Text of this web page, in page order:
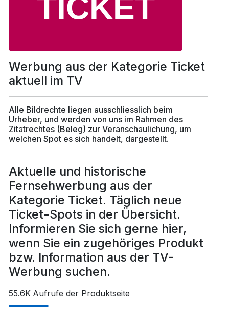
Werbung aus der Kategorie Ticket
aktuell im TV
Alle Bildrechte liegen ausschliesslich beim
Urheber, und werden von uns im Rahmen des
Zitatrechtes (Beleg) zur Veranschaulichung, um
welchen Spot es sich handelt, dargestellt.
Aktuelle und historische
Fernsehwerbung aus der
Kategorie Ticket. Täglich neue
Ticket-Spots in der Übersicht.
Informieren Sie sich gerne hier,
wenn Sie ein zugehöriges Produkt
bzw. Information aus der TV-
Werbung suchen.
55.6K Aufrufe der Produktseite